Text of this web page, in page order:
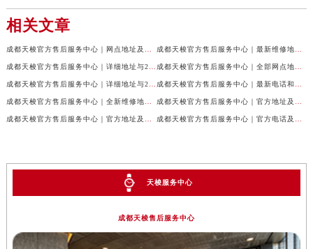
相关文章
成都天梭官方售后服务中心｜网点地址及售后服务热线权威信息公示（2026年7月最新） 成都天梭官方售后服务中心｜最新维修地址与客服电话权威信息公示（2026年7月最新）
成都天梭官方售后服务中心｜详细地址与24小时客服热线权威信息公示（2026年7月最新） 成都天梭官方售后服务中心｜全部网点地址与售后热线权威信息公示（2026年7月最新）
成都天梭官方售后服务中心｜详细地址与24小时客服电话权威信息公示（2026年7月最新） 成都天梭官方售后服务中心｜最新电话和网点地址权威信息公示（2026年7月最新）
成都天梭官方售后服务中心｜全新维修地址和客服热线权威信息公示（2026年7月最新） 成都天梭官方售后服务中心｜官方地址及售后热线电话权威信息公示（2026年7月最新）
成都天梭官方售后服务中心｜官方地址及售后热线权威信息公示（2026年7月最新） 成都天梭官方售后服务中心｜官方电话及详细维修地址权威信息公示（2026年7月最新）
天梭服务中心
成都天梭售后服务中心